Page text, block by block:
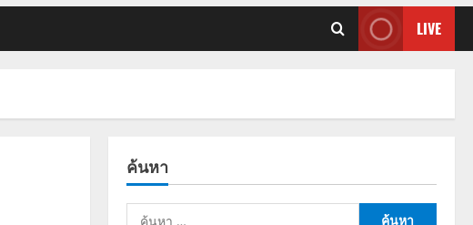
LIVE
ค้นหา
ค้นหา